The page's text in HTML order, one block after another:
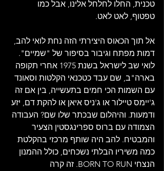
טכנית, החלו לחלחל אלינו, אבל כמו
טפטוף, לאט לאט.
אל תוך הכאוס היצירתי הזה נחת לואי להב,
דמות מפתח וגיבור בסיפור של "שמיים".
לואי שב לישראל בשנת 1975 אחרי תקופה
בארה"ב, שם עבד כטכנאי הקלטות וסאונד
עם השמות הכי חמים בתעשייה, בין אם זה
ג'יימס טיילור או ג'ניס איאן או להקת דם, יזע
ודמעות. והיהלום שבכתר שלו שם? העבודה
הצמודה עם ברוס ספרינגסטין הצעיר
והמבטיח. להב היה שותף מרכזי בהקלטת
כמה משיריו הבלתי נשכחים, כולל ההמנון
הנצחי BORN TO RUN. זה קרה